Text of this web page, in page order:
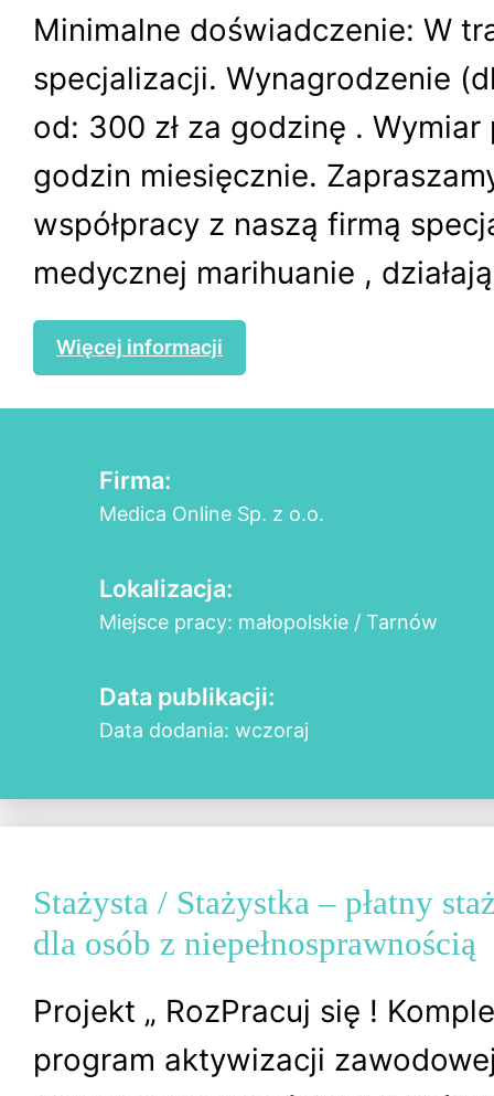
Minimalne doświadczenie: W
specjalizacji. Wynagrodzenie
od: 300 zł za godzinę .
godzin miesięcznie.
współpracy z naszą firmą
medycznej marihuanie ,
Więcej informacji
Firma:
Medica Online Sp. z o.o.
Lokalizacja:
Miejsce pracy: małopolskie / Tarnów
Data publikacji:
Data dodania: wczoraj
Stażysta / Stażystka – płatny
dla osób z niepełnosprawnością
Projekt „ RozPracuj się !
program aktywizacji